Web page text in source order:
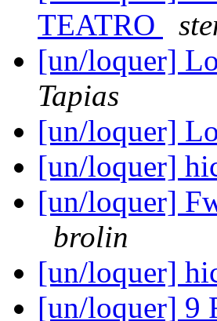
TEATRO
[un/loquer]
Tapias
[un/loquer]
[un/loquer]
[un/loquer]
brolin
[un/loquer]
[un/loquer] 9